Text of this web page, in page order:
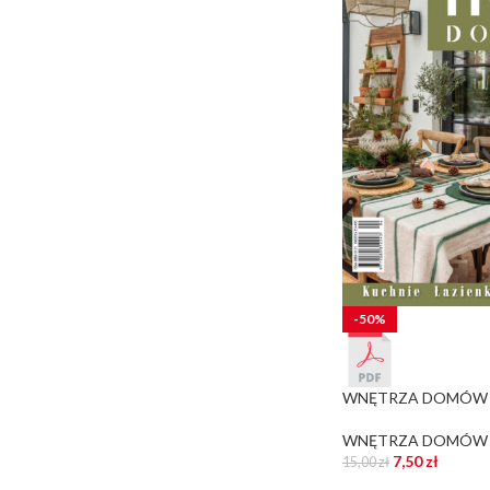
-50%
WNĘTRZA DOMÓW
WNĘTRZA DOMÓW
15,00zł 7,50zł